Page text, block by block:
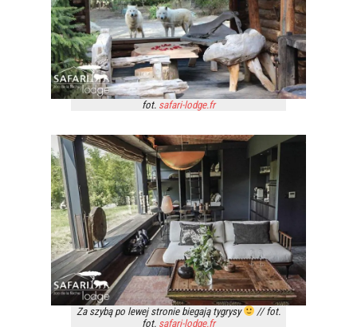
fot. safari-lodge.fr
Za szybą po lewej stronie biegają tygrysy
// fot.
fot. safari-lodge.fr